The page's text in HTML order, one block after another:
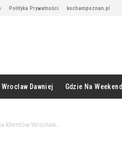
Polityka Prywatności kochampoznan.pl
Wrocław Dawniej Gdzie Na Weekend
klientów Wrocław...